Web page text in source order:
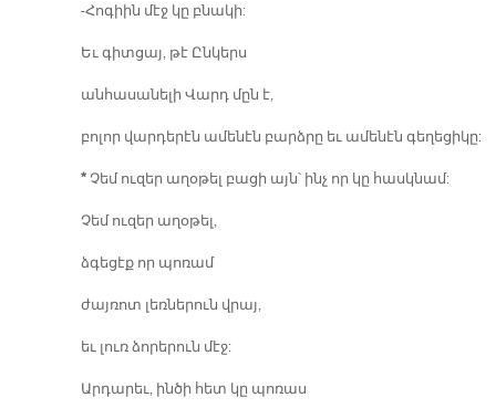
-Հոգիին մէջ կը բնակի:
Եւ գիտցայ, թէ Ընկերս
անհասանելի Վարդ մըն է,
բոլոր վարդերէն ամենէն բարձրը եւ ամենէն գեղեցիկը:
*Չեմ ուզեր աղօթել բացի այն՝ ինչ որ կը հասկնամ:
Չեմ ուզեր աղօթել,
ձգեցէք որ պոռամ
ժայռոտ լեռներուն վրայ,
եւ լուռ ձորերուն մէջ:
Արդարեւ, ինծի հետ կը պոռաս